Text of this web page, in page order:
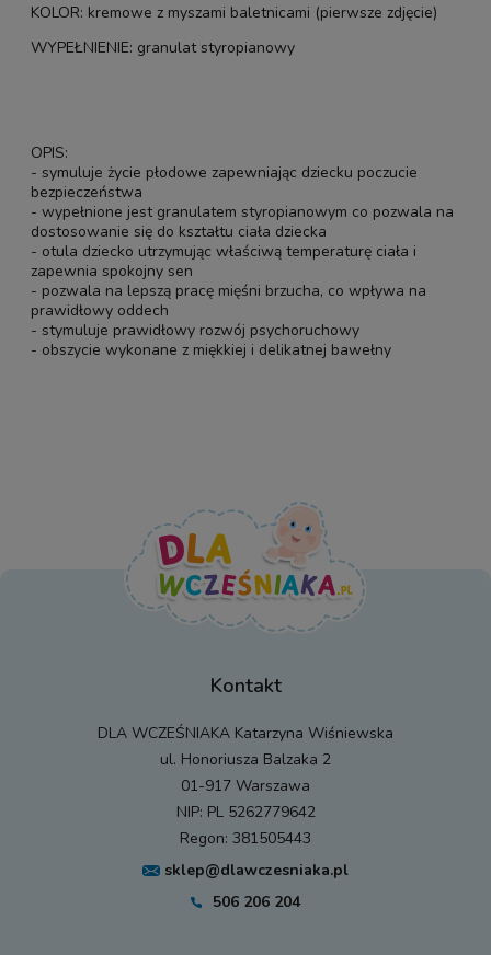
KOLOR: kremowe z myszami baletnicami (pierwsze zdjęcie)
WYPEŁNIENIE: granulat styropianowy
OPIS:
- symuluje życie płodowe zapewniając dziecku poczucie
bezpieczeństwa
- wypełnione jest granulatem styropianowym co pozwala na
dostosowanie się do kształtu ciała dziecka
- otula dziecko utrzymując właściwą temperaturę ciała i
zapewnia spokojny sen
- pozwala na lepszą pracę mięśni brzucha, co wpływa na
prawidłowy oddech
- stymuluje prawidłowy rozwój psychoruchowy
- obszycie wykonane z miękkiej i delikatnej bawełny
Kontakt
DLA WCZEŚNIAKA Katarzyna Wiśniewska
ul. Honoriusza Balzaka 2
01-917 Warszawa
NIP: PL 5262779642
Regon: 381505443
sklep@dlawczesniaka.pl
506 206 204